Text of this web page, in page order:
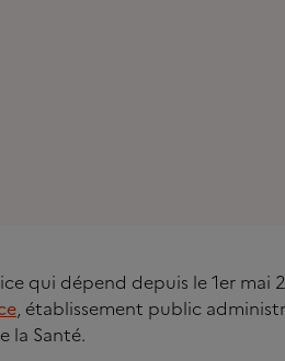
qui dépend depuis le 1er mai
, établissement public
la Santé.